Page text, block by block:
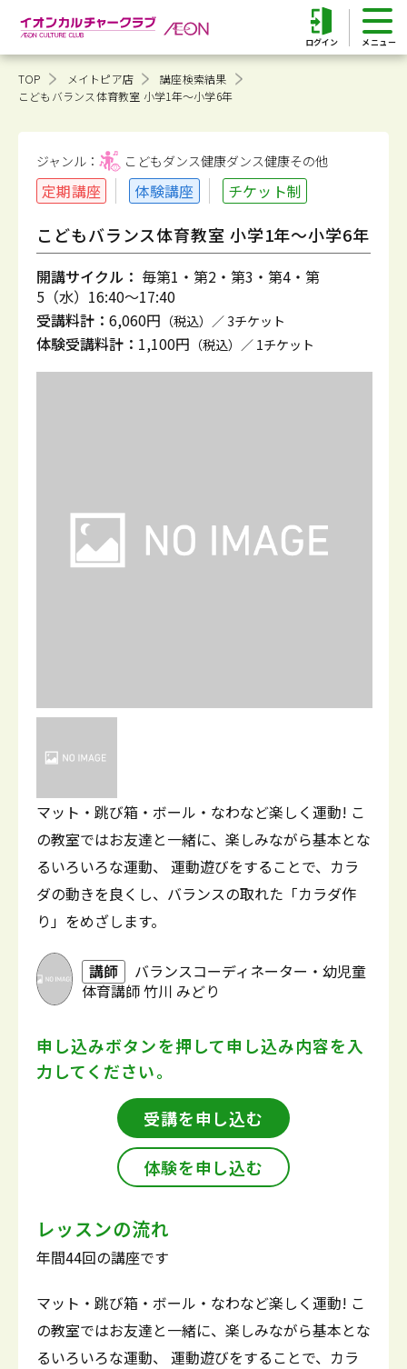
ログイン
TOP メイトピア店
講座検索結果
こどもバランス体育教室 小学1年～小学6年
ジャンル： こどもダンス健康ダンス健康その他
定期講座 体験講座 チケット制
こどもバランス体育教室 小学1年～小学6年
開講サイクル： 毎第1・第2・第3・第4・第
5（水）16:40～17:40
受講料計： 6,060円 （税込）／ 3チケット
体験受講料計： 1,100円 （税込）／ 1チケット
マット・跳び箱・ボール・なわなど楽しく運動! こ
の教室ではお友達と一緒に、楽しみながら基本とな
るいろいろな運動、 運動遊びをすることで、カラ
ダの動きを良くし、バランスの取れた「カラダ作
り」をめざします。
講師
バランスコーディネーター・幼児童
体育講師 竹川 みどり
申し込みボタンを押して申し込み内容を入
力してください。
受講を申し込む
体験を申し込む
レッスンの流れ
年間44回の講座です
マット・跳び箱・ボール・なわなど楽しく運動! こ
の教室ではお友達と一緒に、楽しみながら基本とな
るいろいろな運動、 運動遊びをすることで、カラ